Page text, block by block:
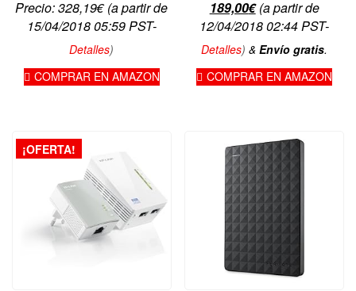
Precio:328,19€(a partir de
15/04/2018 05:59 PST-
Detalles)
COMPRAR EN AMAZON
189,00€El
precio
actual
189,00€.
(a partir de
12/04/2018 02:44 PST-
Detalles)&Envío gratis.
COMPRAR EN AMAZON
¡OFERTA!